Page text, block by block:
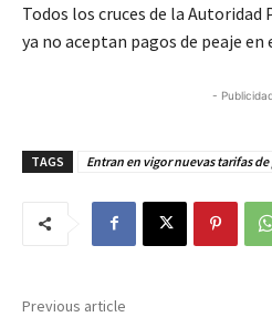
Todos los cruces de la
ya no aceptan pagos de peaje en
-
TAGS Entran en vigor nuevas tarifas
Previous article